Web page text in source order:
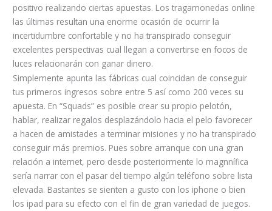
positivo realizando ciertas apuestas. Los tragamonedas online
las últimas resultan una enorme ocasión de ocurrir la
incertidumbre confortable y no ha transpirado conseguir
excelentes perspectivas cual llegan a convertirse en focos de
luces relacionarán con ganar dinero.
Simplemente apunta las fábricas cual coincidan de conseguir
tus primeros ingresos sobre entre 5 así­ como 200 veces su
apuesta. En “Squads” es posible crear su propio pelotón,
hablar, realizar regalos desplazándolo hacia el pelo favorecer
a hacen de amistades a terminar misiones y no ha transpirado
conseguir más premios. Pues sobre arranque con una gran
relación a internet, pero desde posteriormente lo magnnífica
sería narrar con el pasar del tiempo algún teléfono sobre lista
elevada. Bastantes se sienten a gusto con los iphone o bien
los ipad para su efecto con el fin de gran variedad de juegos.